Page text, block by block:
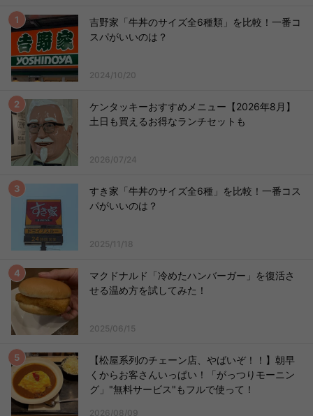
吉野家「牛丼のサイズ全6種類」を比較！一番コ
スパがいいのは？
2024/10/20
ケンタッキーおすすめメニュー【2026年8月】
土日も買えるお得なランチセットも
2026/07/24
すき家「牛丼のサイズ全6種」を比較！一番コス
パがいいのは？
2025/11/18
マクドナルド「冷めたハンバーガー」を復活さ
せる温め方を試してみた！
2025/06/15
【松屋系列のチェーン店、やばいぞ！！】朝早
くからお客さんいっぱい！「がっつりモーニン
グ」"無料サービス"もフルで使って！
2026/08/09